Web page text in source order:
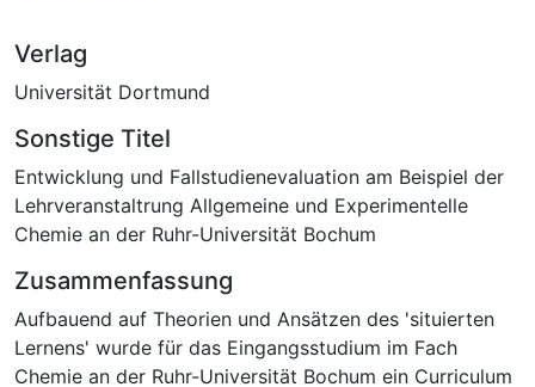
Verlag
Universität Dortmund
Sonstige Titel
Entwicklung und Fallstudienevaluation am Beispiel der
Lehrveranstaltrung Allgemeine und Experimentelle
Chemie an der Ruhr-Universität Bochum
Zusammenfassung
Aufbauend auf Theorien und Ansätzen des 'situierten
Lernens' wurde für das Eingangsstudium im Fach
Chemie an der Ruhr-Universität Bochum ein Curriculum